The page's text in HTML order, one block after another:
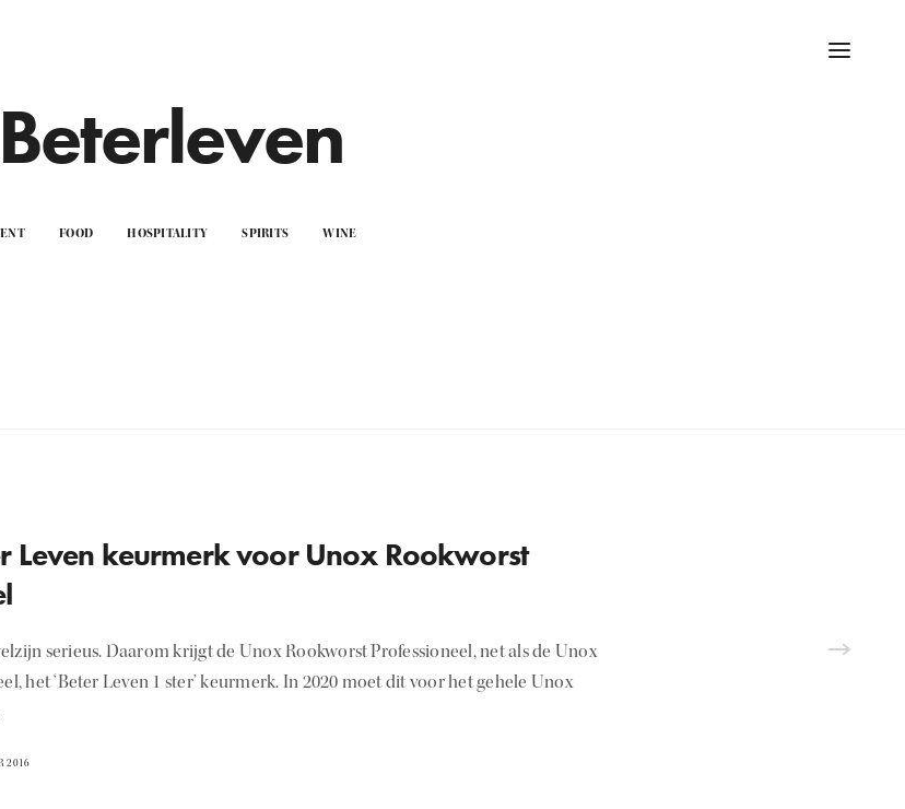
Beterleven
FOOD HOSPITALITY SPIRITS WINE
Leven keurmerk voor Unox Rookworst
serieus. Daarom krijgt de Unox Rookworst Professioneel, net als de Unox
het ‘Beter Leven 1 ster’ keurmerk. In 2020 moet dit voor het gehele Unox
2016